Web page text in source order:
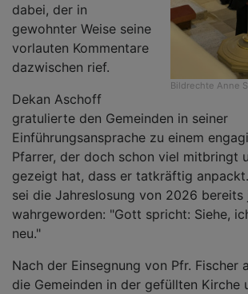
Bildrechte Anne
dabei, der in
gewohnter Weise seine
vorlauten Kommentare
dazwischen rief.
Dekan Aschoff
gratulierte den Gemeinden in seiner
Einführungsansprache zu einem
Pfarrer, der doch schon viel mitbringt
gezeigt hat, dass er tatkräftig
sei die Jahreslosung von 2026 bereits
wahrgeworden: "Gott spricht: Siehe,
neu."
Nach der Einsegnung von Pfr. Fischer
die Gemeinden in der gefüllten Kirche